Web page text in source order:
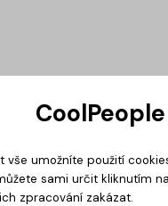
vše umožníte použití
sami určit kliknutím
zpracování zakázat.